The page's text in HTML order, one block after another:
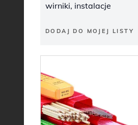
wirniki, instalacje
DODAJ DO MOJEJ LISTY